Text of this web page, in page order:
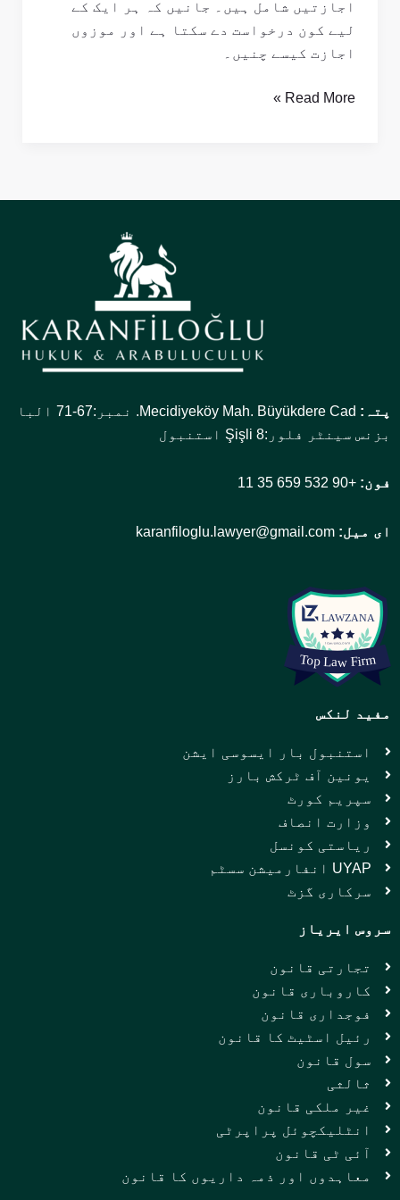
اجازتیں شامل ہیں۔ جانیں کہ ہر ایک کے
لیے کون درخواست دے سکتا ہے اور موزوں
اجازت کیسے چنیں۔
Read More »
پتہ:
Mecidiyeköy Mah. Büyükdere Cad. نمبر:67-71 البا
بزنس سینٹر فلور:8 Şişli استنبول
فون: +90 532 659 35 11
ای میل: karanfiloglu.lawyer@gmail.com
مفید لنکس
استنبول بار ایسوسی ایشن
یونین آف ٹرکش بارز
سپریم کورٹ
وزارت انصاف
ریاستی کونسل
UYAP انفارمیشن سسٹم
سرکاری گزٹ
سروس ایریاز
تجارتی قانون
کاروباری قانون
فوجداری قانون
رئیل اسٹیٹ کا قانون
سول قانون
ثالثی
غیر ملکی قانون
انٹلیکچوئل پراپرٹی
آئی ٹی قانون
معاہدوں اور ذمہ داریوں کا قانون